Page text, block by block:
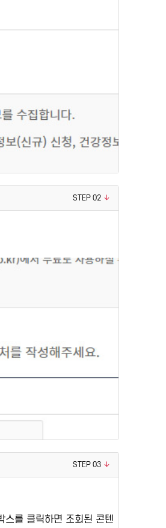
STEP 02
STEP 03
를 클릭하면 조회된 콘텐